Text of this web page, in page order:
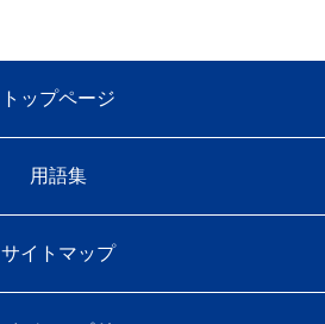
トップページ
用語集
サイトマップ